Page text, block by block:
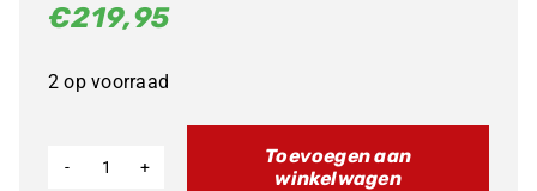
€219,95
2 op voorraad
Toevoegen aan
winkelwagen